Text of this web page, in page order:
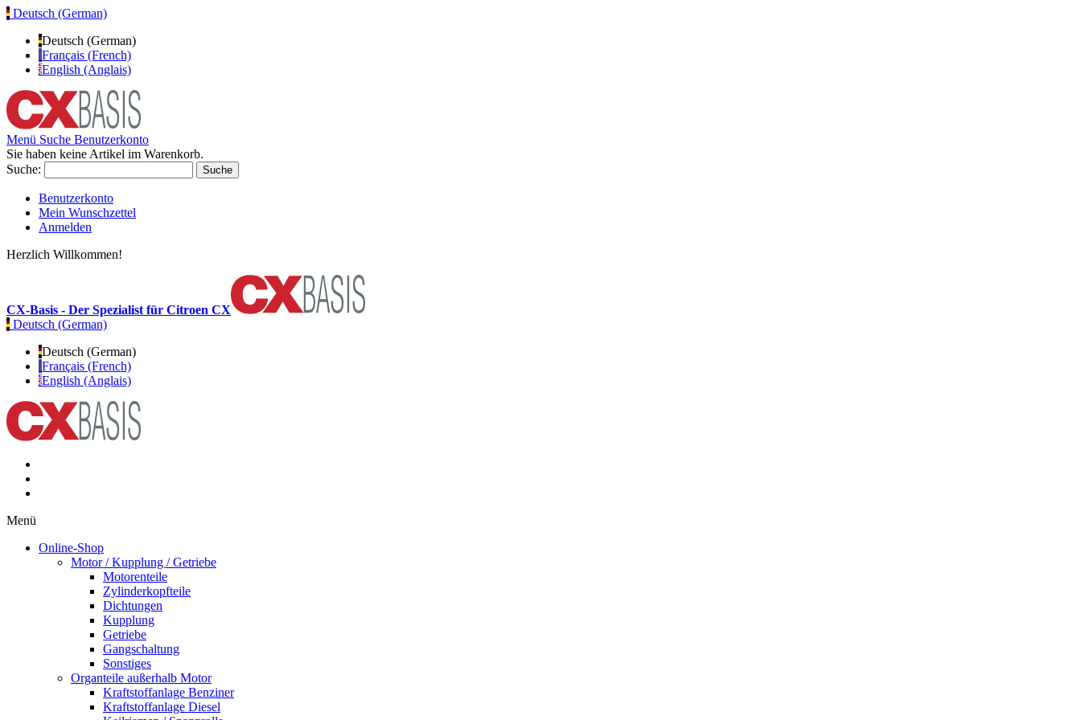
Deutsch (German)
Deutsch (German)
Français (French)
English (Anglais)
Menü Suche Benutzerkonto
Sie haben keine Artikel im Warenkorb.
Suche:
Suche
Benutzerkonto
Mein Wunschzettel
Anmelden
Herzlich Willkommen!
CX-Basis - Der Spezialist für Citroen CX
Deutsch (German)
Deutsch (German)
Français (French)
English (Anglais)
Menü
Online-Shop
Motor / Kupplung / Getriebe
Motorenteile
Zylinderkopfteile
Dichtungen
Kupplung
Getriebe
Gangschaltung
Sonstiges
Organteile außerhalb Motor
Kraftstoffanlage Benziner
Kraftstoffanlage Diesel